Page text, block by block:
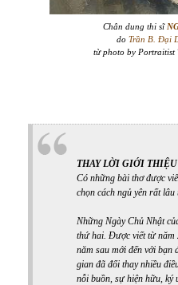
Chân dung thi sĩ
do Trần B. Đại
từ photo by Portraitist
THAY LỜI GIỚI THIỆU
Có những bài thơ được
chọn cách ngủ yên rất
Những Ngày Chủ Nhật
thứ hai. Được viết từ năm
năm sau mới đến với bạn
gian đã đổi thay nhiều
nỗi buồn, sự hiện hữu,